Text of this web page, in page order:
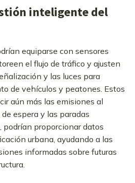
inteligente del
equiparse con sensores
el flujo de tráfico y ajusten
y las luces para
de vehículos y peatones. Estos
aún más las emisiones al
espera y las paradas
podrían proporcionar datos
urbana, ayudando a las
informadas sobre futuras